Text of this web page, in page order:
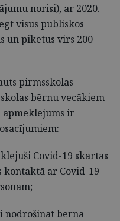
norisi), ar 2020.
visus publiskos
un piketus virs 200
pirmsskolas
bērnu vecākiem
ir
Covid-19 skartās
ar Covid-19
nodrošināt bērna